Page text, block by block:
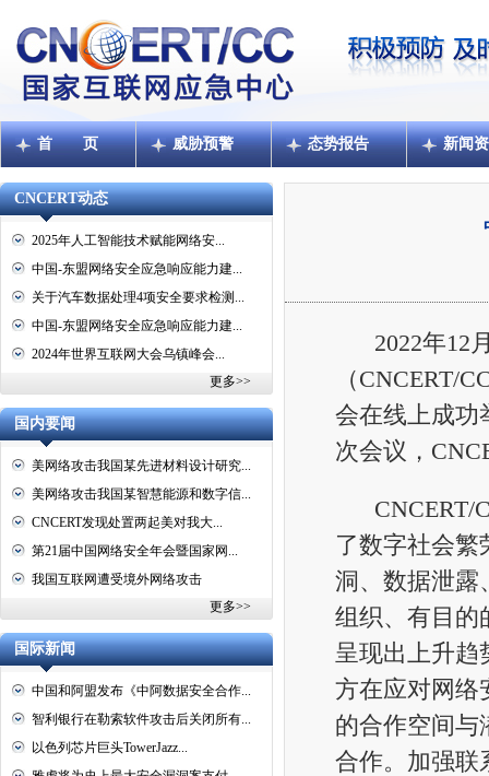
首 页 威胁预警 态势报告 新闻
CNCERT动态
2025年人工智能技术赋能网络安...
中国-东盟网络安全应急响应能力建...
关于汽车数据处理4项安全要求检测...
中国-东盟网络安全应急响应能力建...
2024年世界互联网大会乌镇峰会...
更多>>
国内要闻
美网络攻击我国某先进材料设计研究...
美网络攻击我国某智慧能源和数字信...
CNCERT发现处置两起美对我大...
第21届中国网络安全年会暨国家网...
我国互联网遭受境外网络攻击
更多>>
国际新闻
中国和阿盟发布《中阿数据安全合作...
智利银行在勒索软件攻击后关闭所有...
以色列芯片巨头TowerJazz...
2022年12月
（CNCERT/
会在线上成功
次会议，
CNCERT/
了数字社会繁
洞、数据泄露
组织、有目的
呈现出上升趋
方在应对网络
的合作空间与
合作。加强联